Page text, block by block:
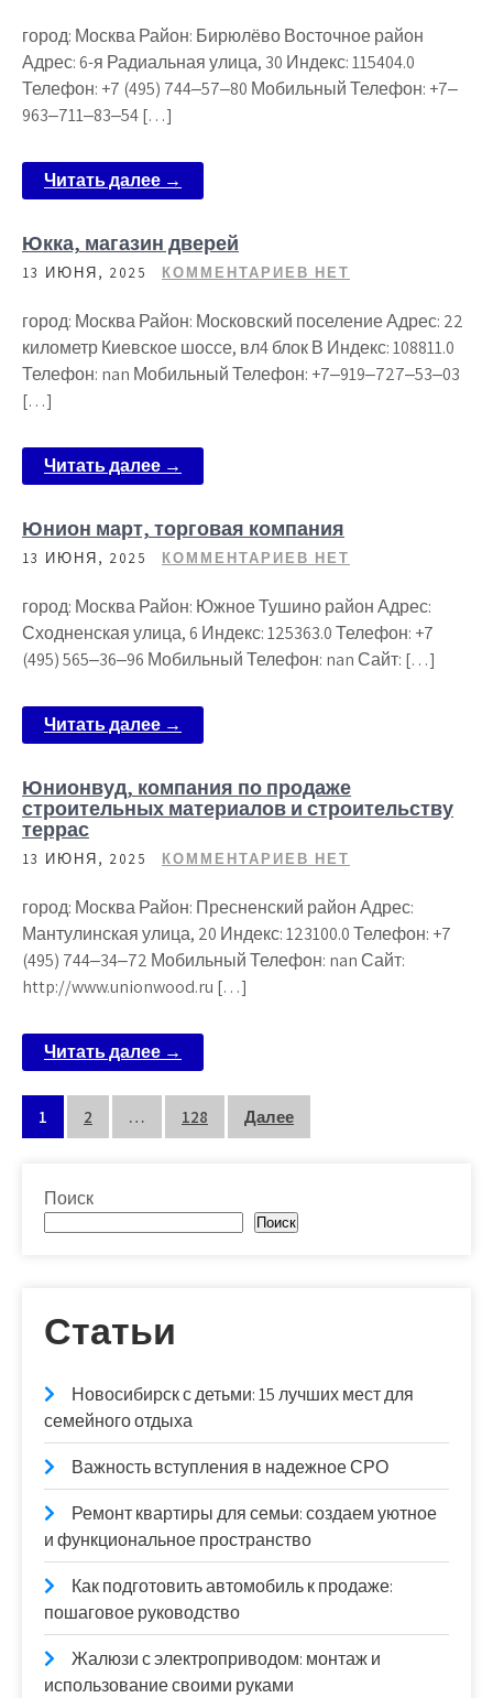
город: Москва Район: Бирюлёво Восточное район
Адрес: 6-я Радиальная улица, 30 Индекс: 115404.0
Телефон: +7 (495) 744‒57‒80 Мобильный Телефон: +7‒
963‒711‒83‒54 […]
Читать далее →
Юкка, магазин дверей
13 ИЮНЯ, 2025 КОММЕНТАРИЕВ НЕТ
город: Москва Район: Московский поселение Адрес: 22
километр Киевское шоссе, вл4 блок В Индекс: 108811.0
Телефон: nan Мобильный Телефон: +7‒919‒727‒53‒03
[…]
Читать далее →
Юнион март, торговая компания
13 ИЮНЯ, 2025 КОММЕНТАРИЕВ НЕТ
город: Москва Район: Южное Тушино район Адрес:
Сходненская улица, 6 Индекс: 125363.0 Телефон: +7
(495) 565‒36‒96 Мобильный Телефон: nan Сайт: […]
Читать далее →
Юнионвуд, компания по продаже
строительных материалов и строительству
террас
13 ИЮНЯ, 2025 КОММЕНТАРИЕВ НЕТ
город: Москва Район: Пресненский район Адрес:
Мантулинская улица, 20 Индекс: 123100.0 Телефон: +7
(495) 744‒34‒72 Мобильный Телефон: nan Сайт:
http://www.unionwood.ru […]
Читать далее →
Пагинация
1 2 … 128 Далее
Поиск
Поиск
Статьи
Новосибирск с детьми: 15 лучших мест для
семейного отдыха
Важность вступления в надежное СРО
Ремонт квартиры для семьи: создаем уютное
и функциональное пространство
Как подготовить автомобиль к продаже:
пошаговое руководство
Жалюзи с электроприводом: монтаж и
использование своими руками